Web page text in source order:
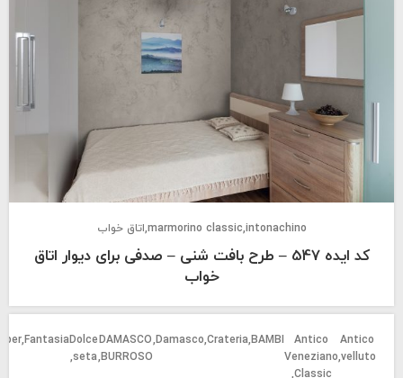
intonachino
marmorino classic اتاق خواب
کد ایده 547 – طرح بافت شنی – صدفی برای دیوار اتاق
خواب
Antico
velluto
Antico
Veneziano
Classic
BAMBI
Crateria
Damasco
DAMASCO
BURROSO
Dolce
seta
Fantasia